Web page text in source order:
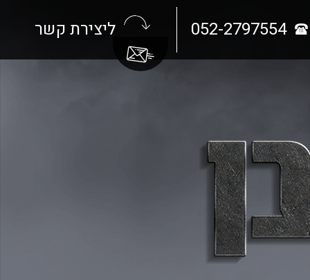
052-2797554 ליצירת קשר